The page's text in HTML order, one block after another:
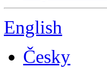
English
Česky